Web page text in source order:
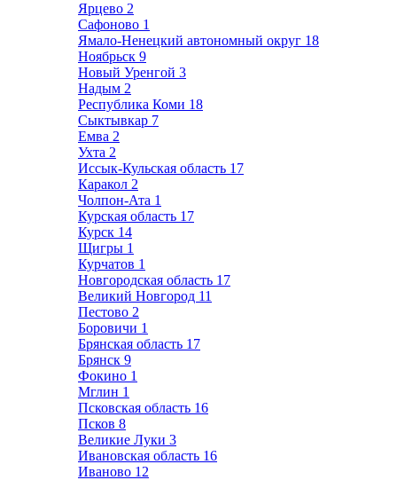
Ярцево 2
Сафоново 1
Ямало-Ненецкий автономный округ 18
Ноябрьск 9
Новый Уренгой 3
Надым 2
Республика Коми 18
Сыктывкар 7
Емва 2
Ухта 2
Иссык-Кульская область 17
Каракол 2
Чолпон-Ата 1
Курская область 17
Курск 14
Щигры 1
Курчатов 1
Новгородская область 17
Великий Новгород 11
Пестово 2
Боровичи 1
Брянская область 17
Брянск 9
Фокино 1
Мглин 1
Псковская область 16
Псков 8
Великие Луки 3
Ивановская область 16
Иваново 12